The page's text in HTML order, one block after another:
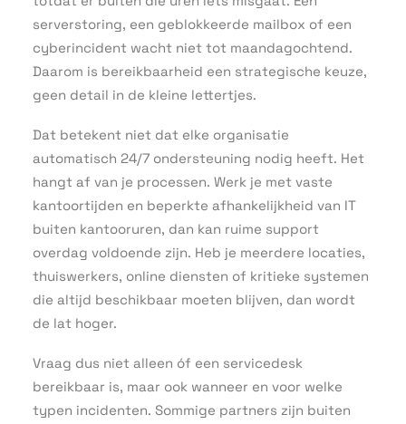
serverstoring, een geblokkeerde mailbox of een
cyberincident wacht niet tot maandagochtend.
Daarom is bereikbaarheid een strategische keuze,
geen detail in de kleine lettertjes.
Dat betekent niet dat elke organisatie
automatisch 24/7 ondersteuning nodig heeft. Het
hangt af van je processen. Werk je met vaste
kantoortijden en beperkte afhankelijkheid van IT
buiten kantooruren, dan kan ruime support
overdag voldoende zijn. Heb je meerdere locaties,
thuiswerkers, online diensten of kritieke systemen
die altijd beschikbaar moeten blijven, dan wordt
de lat hoger.
Vraag dus niet alleen óf een servicedesk
bereikbaar is, maar ook wanneer en voor welke
typen incidenten. Sommige partners zijn buiten